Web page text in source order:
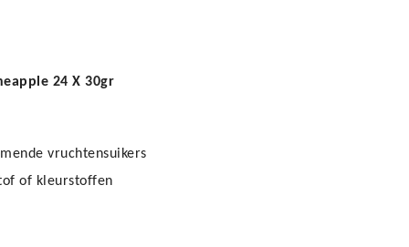
24 X 30gr
vruchtensuikers
of kleurstoffen